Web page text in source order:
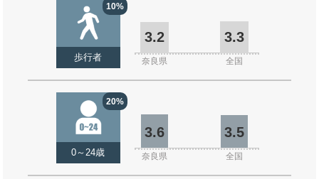
10%
歩行者
3.2 3.3
奈良県 全国
20%
0～24歳
3.6 3.5
奈良県 全国